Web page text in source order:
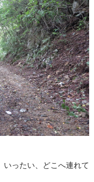
いったい、どこへ連れて